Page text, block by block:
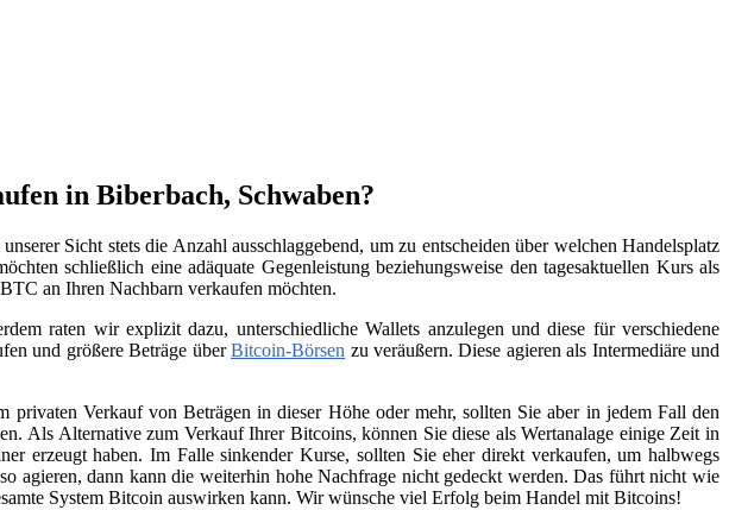
in Biberbach, Schwaben?
Sicht stets die Anzahl ausschlaggebend, um zu entscheiden über welchen Handelsplatz
schließlich eine adäquate Gegenleistung beziehungsweise den tagesaktuellen Kurs als
an Ihren Nachbarn verkaufen möchten.
raten wir explizit dazu, unterschiedliche Wallets anzulegen und diese für verschiedene
und größere Beträge überBitcoin-Börsen zu veräußern. Diese agieren als Intermediäre und
Verkauf von Beträgen in dieser Höhe oder mehr, sollten Sie aber in jedem Fall den
Als Alternative zum Verkauf Ihrer Bitcoins, können Sie diese als Wertanalage einige Zeit in
erzeugt haben. Im Falle sinkender Kurse, sollten Sie eher direkt verkaufen, um halbwegs
agieren, dann kann die weiterhin hohe Nachfrage nicht gedeckt werden. Das führt nicht wie
System Bitcoin auswirken kann. Wir wünsche viel Erfolg beim Handel mit Bitcoins!